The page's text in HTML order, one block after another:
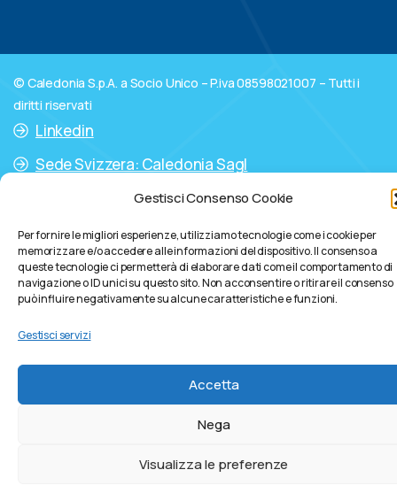
Gestisci Consenso Cookie
Per fornire le migliori esperienze, utilizziamo tecnologie come i cookie per
memorizzare e/o accedere alle informazioni del dispositivo. Il consenso a
queste tecnologie ci permetterà di elaborare dati come il comportamento di
navigazione o ID unici su questo sito. Non acconsentire o ritirare il consenso
può influire negativamente su alcune caratteristiche e funzioni.
Gestisci servizi
Accetta
Nega
Visualizza le preferenze
© Caledonia S.p.A. a Socio Unico – P.iva 08598021007 – Tutti i
diritti riservati
Linkedin
Sede Svizzera: Caledonia Sagl